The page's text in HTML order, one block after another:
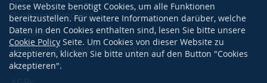
Buchpreisbindung
Kontakt
Bestellungen und Rücksendungen
Impressum
Diese Website benötigt Cookies, um alle Funktionen
bereitzustellen. Für weitere Informationen darüber, welche
Daten in den Cookies enthalten sind, lesen Sie bitte unsere
Cookie Policy Seite. Um Cookies von dieser Website zu
akzeptieren, klicken Sie bitte unten auf den Button "Cookies
akzeptieren".